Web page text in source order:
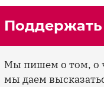
Поддержать
Мы пишем о том, о
мы даем